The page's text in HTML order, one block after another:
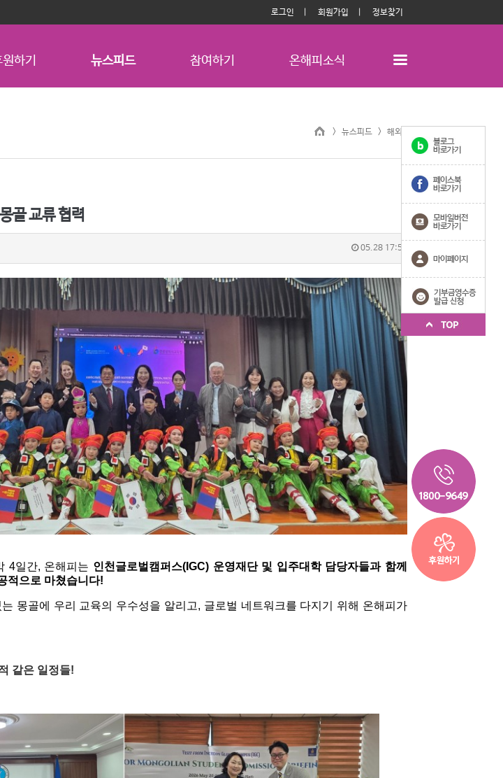
로그인 회원가입 정보찾기
하기 뉴스피드 참여하기 온해피소식
> 뉴스피드 > 해외사업
골 교류 협력
05.28 17:58
4일간, 온해피는 인천글로벌캠퍼스(IGC) 운영재단 및 입주대학 담당자들과 함께
적으로 마쳤습니다!
몽골에 우리 교육의 우수성을 알리고, 글로벌 네트워크를 다지기 위해 온해피가
같은 일정들!